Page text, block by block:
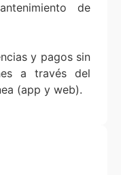
de
y pagos sin
a través del
(app y web).